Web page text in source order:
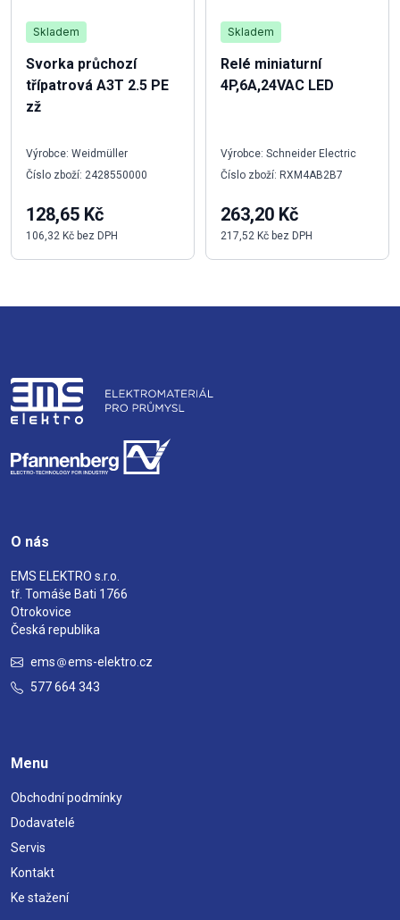
Skladem
Svorka průchozí
třípatrová A3T 2.5 PE
zž
Výrobce: Weidmüller
Číslo zboží: 2428550000
128,65 Kč
106,32 Kč bez DPH
Skladem
Relé miniaturní
4P,6A,24VAC LED
Výrobce: Schneider Electric
Číslo zboží: RXM4AB2B7
263,20 Kč
217,52 Kč bez DPH
O nás
EMS ELEKTRO s.r.o.
tř. Tomáše Bati 1766
Otrokovice
Česká republika
ems
ems-elektro.cz
577 664 343
Menu
Obchodní podmínky
Dodavatelé
Servis
Kontakt
Ke stažení